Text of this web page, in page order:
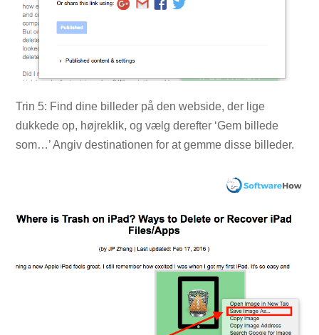
Trin 5: Find dine billeder på den webside, der lige
dukkede op, højreklik, og vælg derefter ‘Gem billede
som…’ Angiv destinationen for at gemme disse billeder.